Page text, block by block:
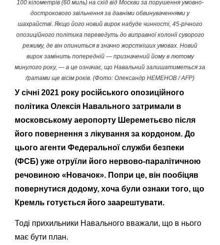
100 кілометрів (60 миль) на схід від Москви за порушення умовно-
дострокового звільнення за давніми обвинуваченнями у
шахрайстві. Якщо його новий вирок набуде чинності, 45-річного
опозиційного політика переведуть до виправної колонії суворого
режиму, де він опиниться в значно жорсткіших умовах. Новий
вирок замінить попередній — призначений йому в лютому
минулого року, — а це означає, що Навальний залишатиметься за
ґратами ще вісім років. (Фото: Олександр НЕМЕНОВ / AFP)
У січні 2021 року російського опозиційного
політика Олексія Навального затримали в
московському аеропорту Шереметьєво після
його повернення з лікування за кордоном. До
цього агенти Федеральної служби безпеки
(ФСБ) уже отруїли його нервово-паралітичною
речовиною «Новачок». Попри це, він пообіцяв
повернутися додому, хоча були ознаки того, що
Кремль готується його заарештувати.
Тоді прихильники Навального вважали, що в нього
має бути план.